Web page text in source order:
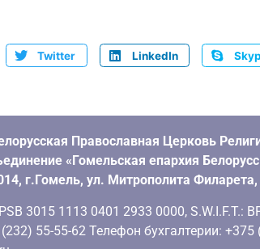
Twitter LinkedIn
Православная Церковь
«Гомельская епархия
г.Гомель, ул. Митрополита Филарета,
3015 1113 0401 2933 0000, S.W.I.F.T.:
55-55-62 Телефон бухгалтерии: +375